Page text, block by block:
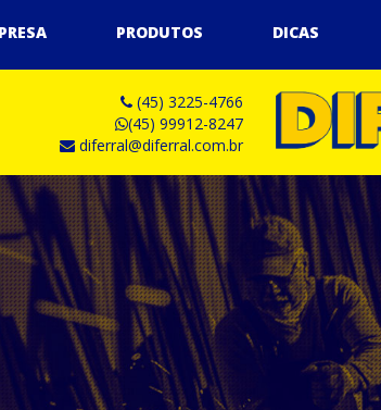
PRODUTOS DICAS
(45) 3225-4766
(45) 99912-8247
diferral@diferral.com.br